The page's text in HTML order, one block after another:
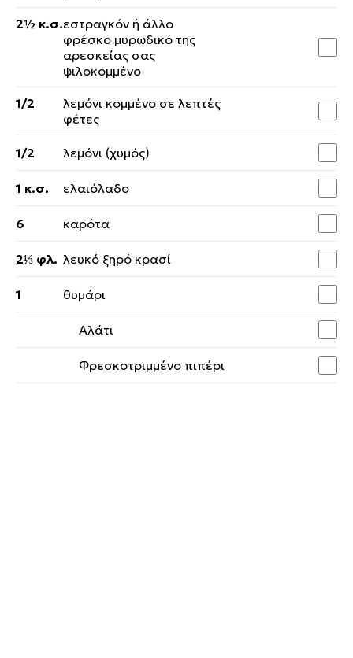
2½ κ.σ.εστραγκόν ή άλλο
φρέσκο μυρωδικό της
αρεσκείας σας
ψιλοκομμένο
1/2
λεμόνι κομμένο σε λεπτές
φέτες
1/2 λεμόνι (χυμός)
1 κ.σ. ελαιόλαδο
6 καρότα
2⅓ φλ. λευκό ξηρό κρασί
1 θυμάρι
Αλάτι
Φρεσκοτριμμένο πιπέρι